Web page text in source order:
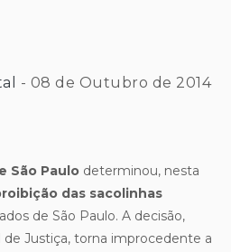
- 08 de Outubro de 2014
São Paulo determinou, nesta
das sacolinhas
de São Paulo. A decisão,
de Justiça, torna improcedente a